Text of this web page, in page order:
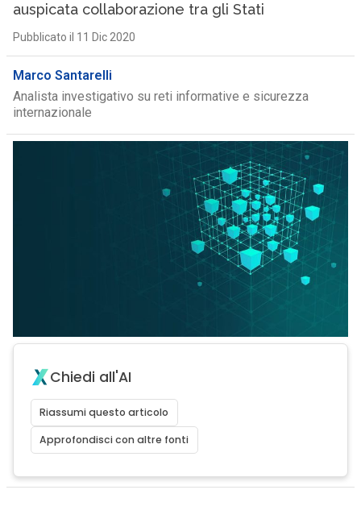
auspicata collaborazione tra gli Stati
Pubblicato il 11 Dic 2020
Marco Santarelli
Analista investigativo su reti informative e sicurezza
internazionale
Chiedi all'AI
Riassumi questo articolo
Approfondisci con altre fonti